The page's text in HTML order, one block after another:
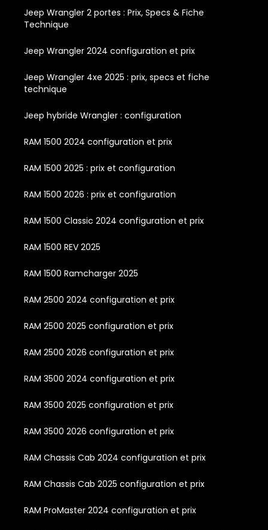
Jeep Wrangler 2 portes : Prix, Specs & Fiche
Technique
Jeep Wrangler 2024 configuration et prix
Jeep Wrangler 4xe 2025 : prix, specs et fiche
technique
Jeep hybride Wrangler : configuration
RAM 1500 2024 configuration et prix
RAM 1500 2025 : prix et configuration
RAM 1500 2026 : prix et configuration
RAM 1500 Classic 2024 configuration et prix
RAM 1500 REV 2025
RAM 1500 Ramcharger 2025
RAM 2500 2024 configuration et prix
RAM 2500 2025 configuration et prix
RAM 2500 2026 configuration et prix
RAM 3500 2024 configuration et prix
RAM 3500 2025 configuration et prix
RAM 3500 2026 configuration et prix
RAM Chassis Cab 2024 configuration et prix
RAM Chassis Cab 2025 configuration et prix
RAM ProMaster 2024 configuration et prix